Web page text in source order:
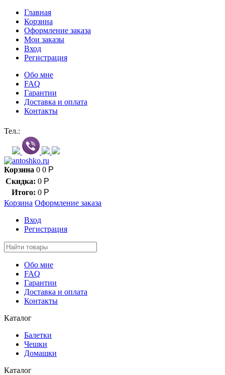
Главная
Корзина
Оформление заказа
Мои заказы
Вход
Регистрация
Обо мне
FAQ
Гарантии
Доставка и оплата
Контакты
Тел.:
Корзина 0 0 Р
Скидка: 0 Р
Итого: 0 Р
Корзина Оформление заказа
Вход
Регистрация
Обо мне
FAQ
Гарантии
Доставка и оплата
Контакты
Каталог
Балетки
Чешки
Домашки
Каталог